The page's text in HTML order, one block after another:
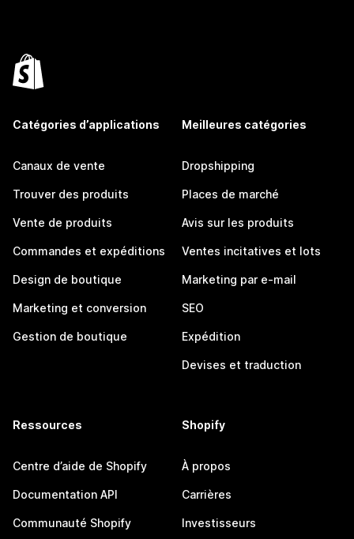
Catégories d’applications
Canaux de vente
Trouver des produits
Vente de produits
Commandes et expéditions
Design de boutique
Marketing et conversion
Gestion de boutique
Meilleures catégories
Dropshipping
Places de marché
Avis sur les produits
Ventes incitatives et lots
Marketing par e-mail
SEO
Expédition
Devises et traduction
Ressources
Centre d’aide de Shopify
Documentation API
Communauté Shopify
Shopify
À propos
Carrières
Investisseurs